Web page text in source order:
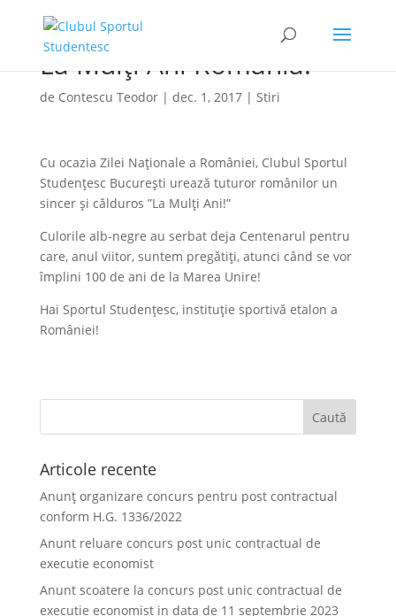
La Mulți Ani România!
de Contescu Teodor| dec. 1, 2017| Stiri
Cu ocazia Zilei Naționale a României, Clubul Sportul
Studențesc București urează tuturor românilor un
sincer și călduros ”La Mulți Ani!”
Culorile alb-negre au serbat deja Centenarul pentru
care, anul viitor, suntem pregătiți, atunci când se vor
împlini 100 de ani de la Marea Unire!
Hai Sportul Studențesc, instituție sportivă etalon a
României!
Articole recente
Anunț organizare concurs pentru post contractual
conform H.G. 1336/2022
Anunt reluare concurs post unic contractual de
executie economist
Anunt scoatere la concurs post unic contractual de
executie economist in data de 11 septembrie 2023